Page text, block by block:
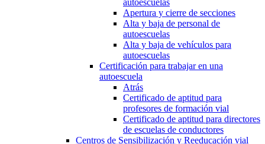
autoescuelas
Apertura y cierre de secciones
Alta y baja de personal de
autoescuelas
Alta y baja de vehículos para
autoescuelas
Certificación para trabajar en una
autoescuela
Atrás
Certificado de aptitud para
profesores de formación vial
Certificado de aptitud para directores
de escuelas de conductores
Centros de Sensibilización y Reeducación vial